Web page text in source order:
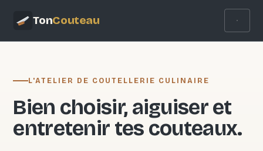
TonCouteau
L'ATELIER DE COUTELLERIE CULINAIRE
Bien choisir, aiguiser et
entretenir tes couteaux.